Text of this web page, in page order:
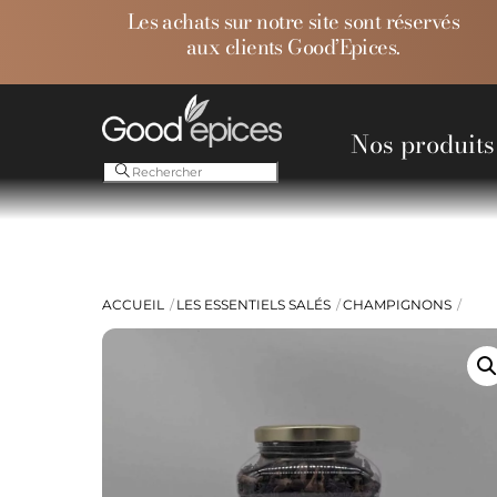
Les achats sur notre site sont réservés
aux clients Good’Epices.
Nos produits
ACCUEIL LES ESSENTIELS SALÉS CHAMPIGNONS